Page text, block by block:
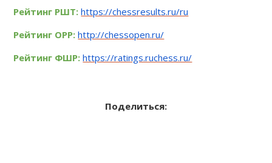
Рейтинг РШТ: https://chessresults.ru/ru
Рейтинг OРР: http://chessopen.ru/
Рейтинг ФШР: https://ratings.ruchess.ru/
Поделиться: